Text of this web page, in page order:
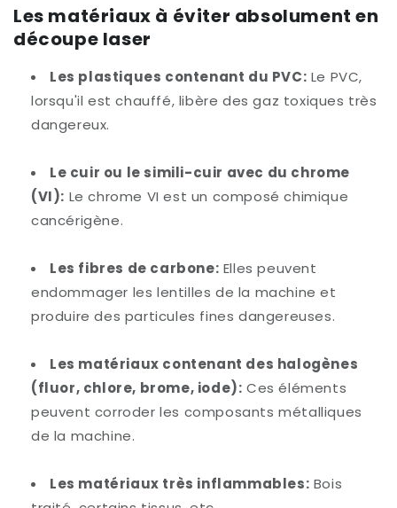
Les matériaux à éviter absolument en
découpe laser
Les plastiques contenant du PVC: Le PVC,
lorsqu'il est chauffé, libère des gaz toxiques très
dangereux.
Le cuir ou le simili-cuir avec du chrome
(VI): Le chrome VI est un composé chimique
cancérigène.
Les fibres de carbone: Elles peuvent
endommager les lentilles de la machine et
produire des particules fines dangereuses.
Les matériaux contenant des halogènes
(fluor, chlore, brome, iode): Ces éléments
peuvent corroder les composants métalliques
de la machine.
Les matériaux très inflammables: Bois